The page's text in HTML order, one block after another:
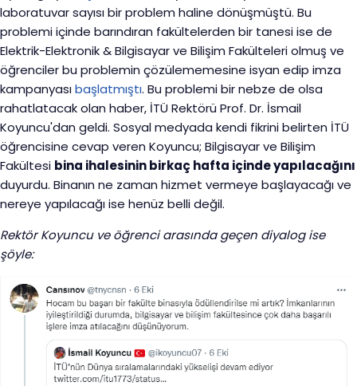
laboratuvar sayısı bir problem haline dönüşmüştü. Bu
problemi içinde barındıran fakültelerden bir tanesi ise de
Elektrik-Elektronik & Bilgisayar ve Bilişim Fakülteleri olmuş ve
öğrenciler bu problemin çözülememesine isyan edip imza
kampanyasıbaşlatmıştı. Bu problemi bir nebze de olsa
rahatlatacak olan haber, İTÜ Rektörü Prof. Dr. İsmail
Koyuncu'dan geldi. Sosyal medyada kendi fikrini belirten İTÜ
öğrencisine cevap veren Koyuncu; Bilgisayar ve Bilişim
Fakültesi bina ihalesinin birkaç hafta içinde yapılacağını
duyurdu. Binanın ne zaman hizmet vermeye başlayacağı ve
nereye yapılacağı ise henüz belli değil.
Rektör Koyuncu ve öğrenci arasında geçen diyalog ise
şöyle: